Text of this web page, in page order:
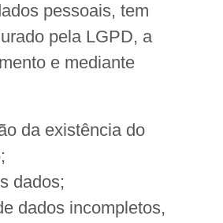
pessoais, tem
pela LGPD, a
e mediante
da existência do
dados;
dados incompletos,